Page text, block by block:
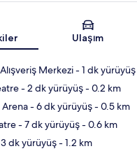
Harita
Ulaşım
Merkezi- 1 dk yürüyüş
- 2 dk yürüyüş- 0.2 km
Arena- 6 dk yürüyüş- 0.5 km
- 7 dk yürüyüş- 0.6 km
dk yürüyüş- 1.2 km